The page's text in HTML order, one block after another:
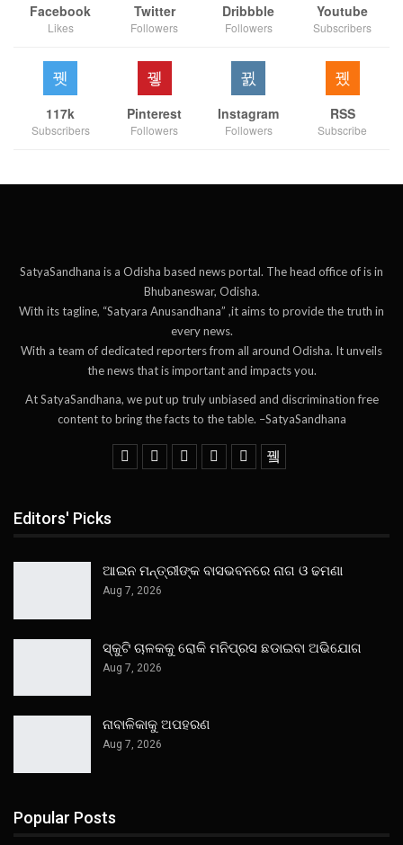
Facebook
Likes
Twitter
Followers
Dribbble
Followers
Youtube
Subscribers
117k
Subscribers
Pinterest
Followers
Instagram
Followers
RSS
Subscribe
SatyaSandhana is a Odisha based news portal. The head office of is in
Bhubaneswar, Odisha.
With its tagline, “Satyara Anusandhana” ,it aims to provide the truth in
every news.
With a team of dedicated reporters from all around Odisha. It unveils
the news that is important and impacts you.
At SatyaSandhana, we put up truly unbiased and discrimination free
content to bring the facts to the table. –SatyaSandhana
Editors' Picks
ଆଇନ ମନ୍ତ୍ରୀଙ୍କ ବାସଭବନରେ ନାଗ ଓ ଢମଣା
Aug 7, 2026
ସ୍କୁଟି ଚାଳକକୁ ରୋକି ମନିପ୍ରସ ଛଡାଇବା ଅଭିଯୋଗ
Aug 7, 2026
ନାବାଳିକାକୁ ଅପହରଣ
Aug 7, 2026
Popular Posts